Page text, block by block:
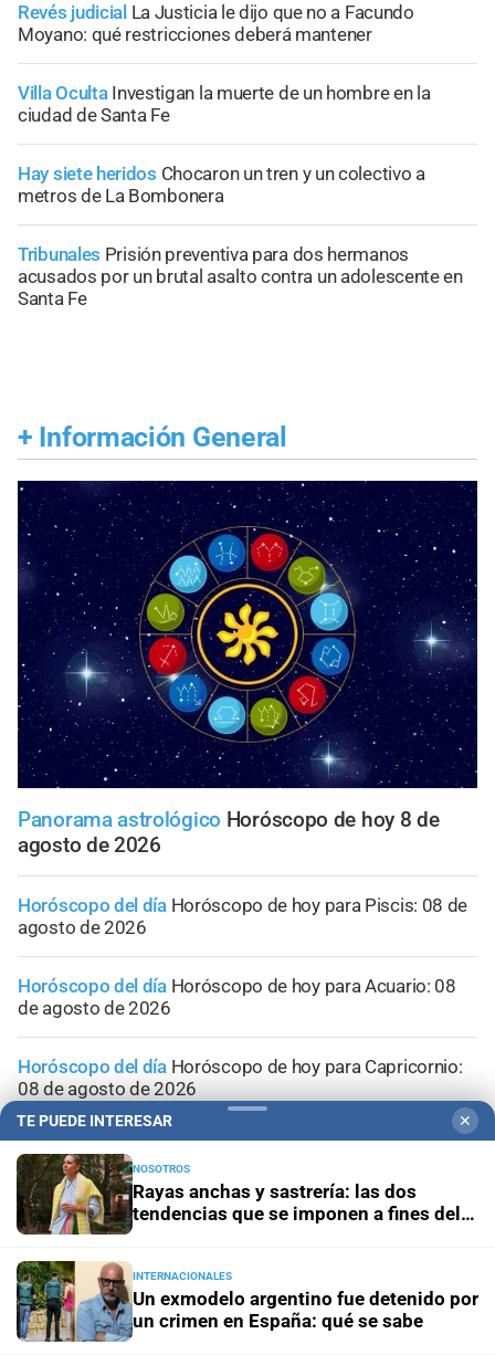
Revés judicial La Justicia le dijo que no a Facundo
Moyano: qué restricciones deberá mantener
Villa Oculta Investigan la muerte de un hombre en la
ciudad de Santa Fe
Hay siete heridos Chocaron un tren y un colectivo a
metros de La Bombonera
Tribunales Prisión preventiva para dos hermanos
acusados por un brutal asalto contra un adolescente en
Santa Fe
+ Información General
Panorama astrológico Horóscopo de hoy 8 de
agosto de 2026
Horóscopo del día Horóscopo de hoy para Piscis: 08 de
agosto de 2026
Horóscopo del día Horóscopo de hoy para Acuario: 08
de agosto de 2026
Horóscopo del día Horóscopo de hoy para Capricornio:
08 de agosto de 2026
Horóscopo del díaHoróscopo de hoy para Sagitario: 08
de agosto de 2026
TE PUEDE INTERESAR ✕
NOSOTROS
Rayas anchas y sastrería: las dos
tendencias que se imponen a fines del
INTERNACIONALES
Un exmodelo argentino fue detenido por
un crimen en España: qué se sabe